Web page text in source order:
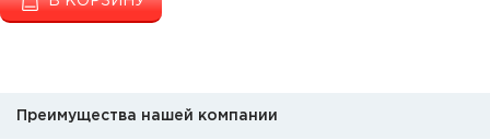
Преимущества нашей компании